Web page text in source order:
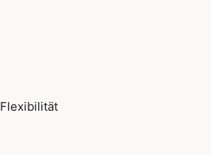
Flexibilität